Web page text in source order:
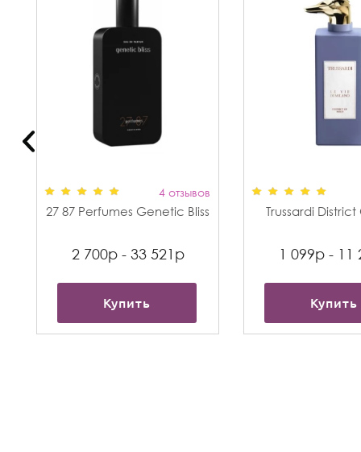
4 отзывов
27 87 Perfumes Genetic Bliss
2 700р - 33 521р
Купить
Trussardi
1 099р - 11
Купить